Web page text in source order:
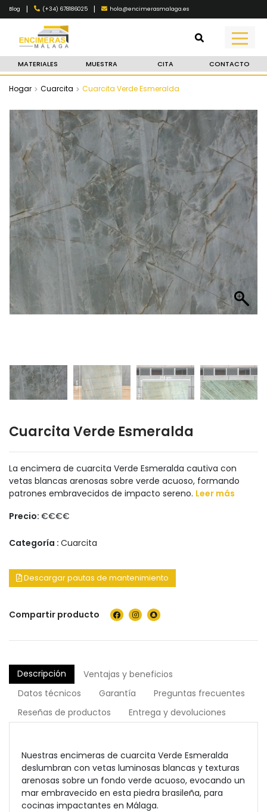
Blog | (+34) 678186025 | hola@encimerasmalaga.es
MATERIALES MUESTRA CITA CONTACTO
Hogar Cuarcita Cuarcita Verde Esmeralda
Cuarcita Verde Esmeralda
La encimera de cuarcita Verde Esmeralda cautiva con
vetas blancas arenosas sobre verde acuoso, formando
patrones embravecidos de impacto sereno. Leer más
Precio: €€€€
Categoría : Cuarcita
Descargar pautas de mantenimiento
Compartir producto
Descripción
Ventajas y beneficios
Datos técnicos
Garantía
Preguntas frecuentes
Reseñas de productos
Entrega y devoluciones
Nuestras encimeras de cuarcita Verde Esmeralda
deslumbran con vetas luminosas blancas y texturas
arenosas sobre un fondo verde acuoso, evocando un
mar embravecido en esta piedra brasileña, para
cocinas impactantes en Málaga.